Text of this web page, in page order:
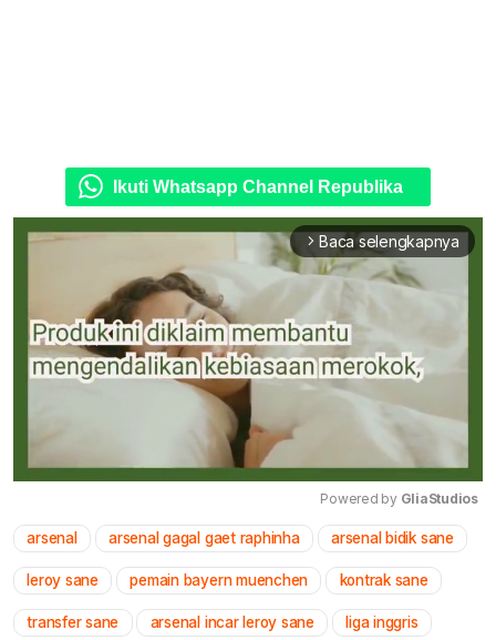
Ikuti Whatsapp Channel Republika
arrow_forward_ios Baca selengkapnya
Mute
Powered by GliaStudios
arsenal arsenal gagal gaet raphinha arsenal bidik sane
leroy sane pemain bayern muenchen kontrak sane
transfer sane arsenal incar leroy sane liga inggris